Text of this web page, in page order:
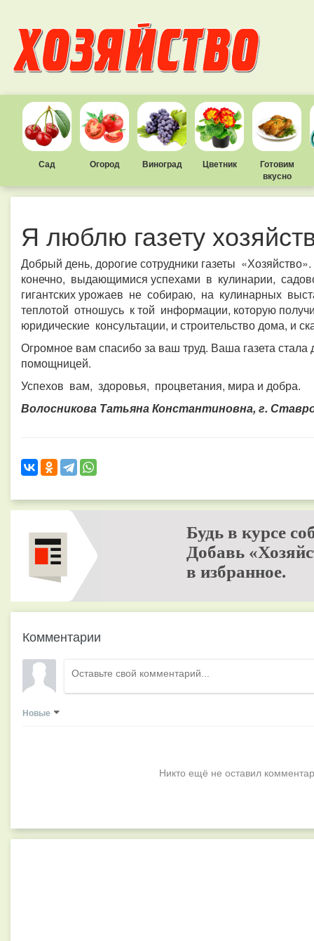
Сад Огород Виноград Цветник
Готовим
вкусно
Я люблю газету
Добрый день, дорогие сотрудники газеты
конечно, выдающимися успехами в кулинарии,
гигантских урожаев не собираю, на кулинарных
теплотой отношусь к той информации, которую
юридические консультации, и строительство дома, и
Огромное вам спасибо за ваш труд. Ваша газета
помощницей.
Успехов вам, здоровья, процветания, мира и добра.
Волосникова Татьяна Константиновна, г.
Будь в курсе
Добавь
в избранное.
Комментарии
Новые
Никто ещё не оставил